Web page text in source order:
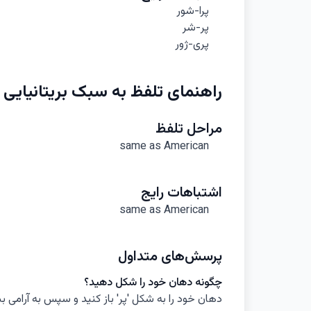
پرا-شور
پر-شر
پری-ژور
راهنمای تلفظ به سبک بریتانیایی
مراحل تلفظ
same as American
اشتباهات رایج
same as American
پرسش‌های متداول
چگونه دهان خود را شکل دهید؟
دهان خود را به شکل 'پر' باز کنید و سپس به آرامی